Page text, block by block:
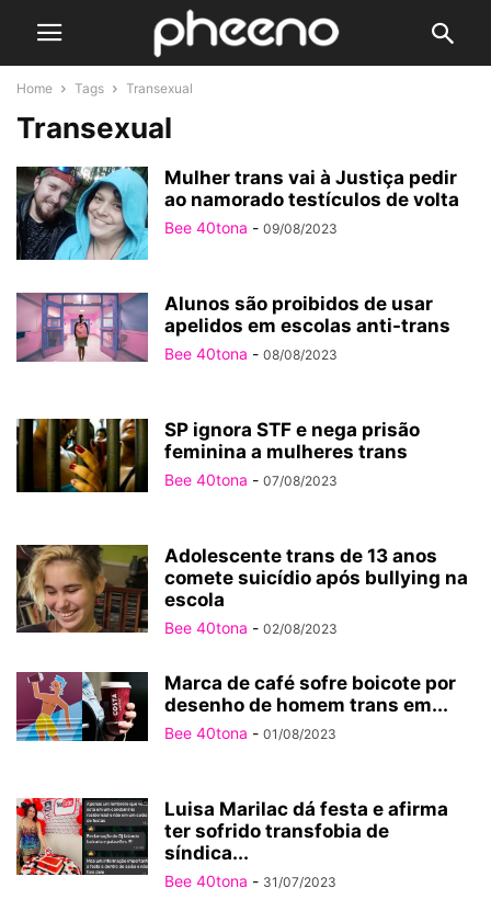
Home Tags Transexual
Transexual
Mulher trans vai à Justiça pedir
ao namorado testículos de volta
Bee 40tona - 09/08/2023
Alunos são proibidos de usar
apelidos em escolas anti-trans
Bee 40tona - 08/08/2023
SP ignora STF e nega prisão
feminina a mulheres trans
Bee 40tona - 07/08/2023
Adolescente trans de 13 anos
comete suicídio após bullying na
escola
Bee 40tona - 02/08/2023
Marca de café sofre boicote por
desenho de homem trans em...
Bee 40tona - 01/08/2023
Luisa Marilac dá festa e afirma
ter sofrido transfobia de
síndica...
Bee 40tona - 31/07/2023